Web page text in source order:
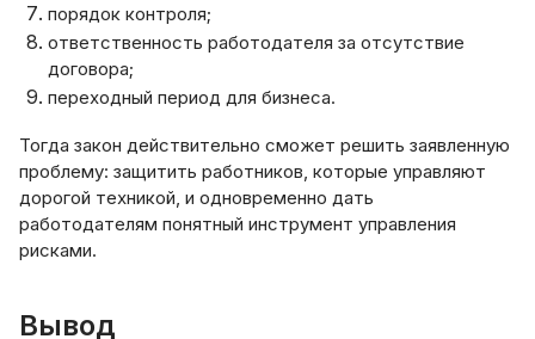
порядок контроля;
ответственность работодателя за отсутствие
договора;
переходный период для бизнеса.
Тогда закон действительно сможет решить заявленную
проблему: защитить работников, которые управляют
дорогой техникой, и одновременно дать
работодателям понятный инструмент управления
рисками.
Вывод